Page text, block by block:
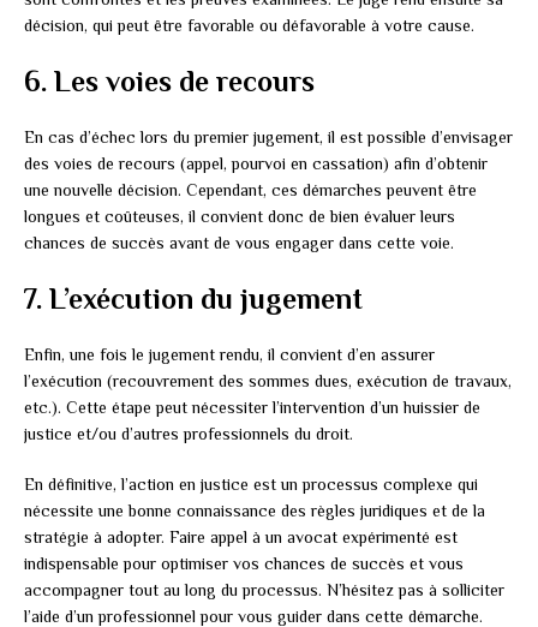
décision, qui peut être favorable ou défavorable à votre cause.
6. Les voies de recours
En cas d’échec lors du premier jugement, il est possible d’envisager
des voies de recours (appel, pourvoi en cassation) afin d’obtenir
une nouvelle décision. Cependant, ces démarches peuvent être
longues et coûteuses, il convient donc de bien évaluer leurs
chances de succès avant de vous engager dans cette voie.
7. L’exécution du jugement
Enfin, une fois le jugement rendu, il convient d’en assurer
l’exécution (recouvrement des sommes dues, exécution de travaux,
etc.). Cette étape peut nécessiter l’intervention d’un huissier de
justice et/ou d’autres professionnels du droit.
En définitive, l’action en justice est un processus complexe qui
nécessite une bonne connaissance des règles juridiques et de la
stratégie à adopter. Faire appel à un avocat expérimenté est
indispensable pour optimiser vos chances de succès et vous
accompagner tout au long du processus. N’hésitez pas à solliciter
l’aide d’un professionnel pour vous guider dans cette démarche.